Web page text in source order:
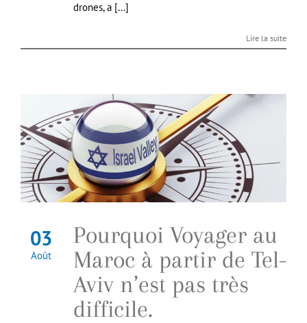
drones, a [...]
Lire la suite
03
Août
Pourquoi Voyager au
Maroc à partir de Tel-
Aviv n’est pas très
difficile.